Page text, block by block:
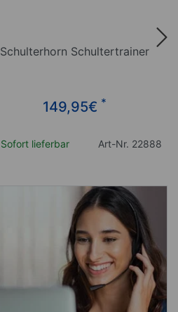
Schulterhorn Schultertrainer
149,95€ *
Sofort lieferbar Art-Nr. 22888